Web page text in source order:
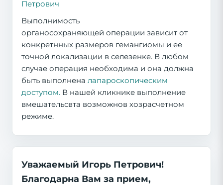
Петрович
Выполнимость
органосохраняющей операции зависит от
конкретнных размеров гемангиомы и ее
точной локализации в селезенке. В любом
случае операция необходима и она должна
быть выполнена лапароскопическим
доступом. В нашей кликнике выполнение
вмешательсвта возможнов хозрасчетном
режиме.
Уважаемый Игорь Петрович!
Благодарна Вам за прием,